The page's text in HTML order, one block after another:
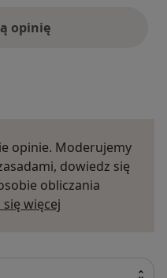
opinię
opinie. Moderujemy
dowiedz się
obliczania
więcej